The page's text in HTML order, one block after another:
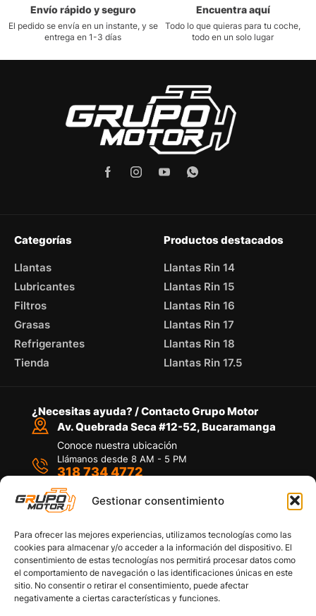
Gestionar consentimiento
Para ofrecer las mejores experiencias, utilizamos tecnologías como las
cookies para almacenar y/o acceder a la información del dispositivo. El
consentimiento de estas tecnologías nos permitirá procesar datos como
el comportamiento de navegación o las identificaciones únicas en este
sitio. No consentir o retirar el consentimiento, puede afectar
negativamente a ciertas características y funciones.
Envío rápido y seguro
El pedido se envía en un instante, y se
entrega en 1-3 días
Encuentra aquí
Todo lo que quieras para tu coche,
todo en un solo lugar
Categorías
Llantas
Lubricantes
Filtros
Grasas
Refrigerantes
Tienda
Productos destacados
Llantas Rin 14
Llantas Rin 15
Llantas Rin 16
Llantas Rin 17
Llantas Rin 18
Llantas Rin 17.5
¿Necesitas ayuda? / Contacto Grupo Motor
Av. Quebrada Seca #12-52, Bucaramanga
Conoce nuestra ubicación
Llámanos desde 8 AM - 5 PM
318 734 4772
Por medio de WhatsApp
Políticas de privacidad
Política de devoluciones y/o reembolsos